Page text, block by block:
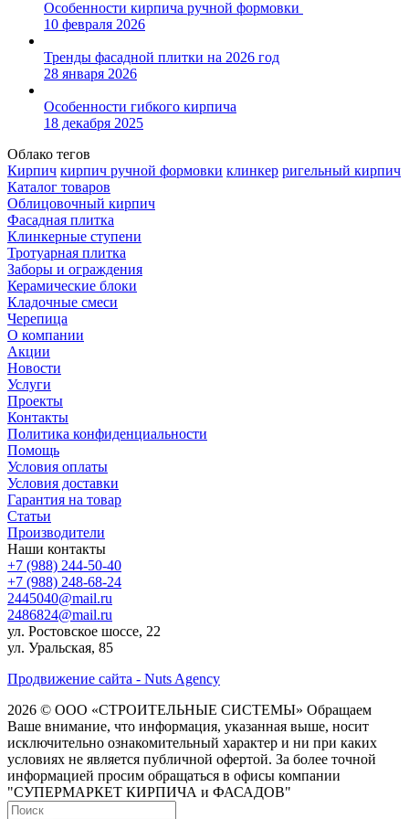
Особенности кирпича ручной формовки
10 февраля 2026
Тренды фасадной плитки на 2026 год
28 января 2026
Особенности гибкого кирпича
18 декабря 2025
Облако тегов
Кирпич кирпич ручной формовки клинкер ригельный кирпич
Каталог товаров
Облицовочный кирпич
Фасадная плитка
Клинкерные ступени
Тротуарная плитка
Заборы и ограждения
Керамические блоки
Кладочные смеси
Черепица
О компании
Акции
Новости
Услуги
Проекты
Контакты
Политика конфиденциальности
Помощь
Условия оплаты
Условия доставки
Гарантия на товар
Статьи
Производители
Наши контакты
+7 (988) 244-50-40
+7 (988) 248-68-24
2445040@mail.ru
2486824@mail.ru
ул. Ростовское шоссе, 22
ул. Уральская, 85
Продвижение сайта - Nuts Agency
2026 © ООО «СТРОИТЕЛЬНЫЕ СИСТЕМЫ» Обращаем
Ваше внимание, что информация, указанная выше, носит
исключительно ознакомительный характер и ни при каких
условиях не является публичной офертой. За более точной
информацией просим обращаться в офисы компании
"СУПЕРМАРКЕТ КИРПИЧА и ФАСАДОВ"